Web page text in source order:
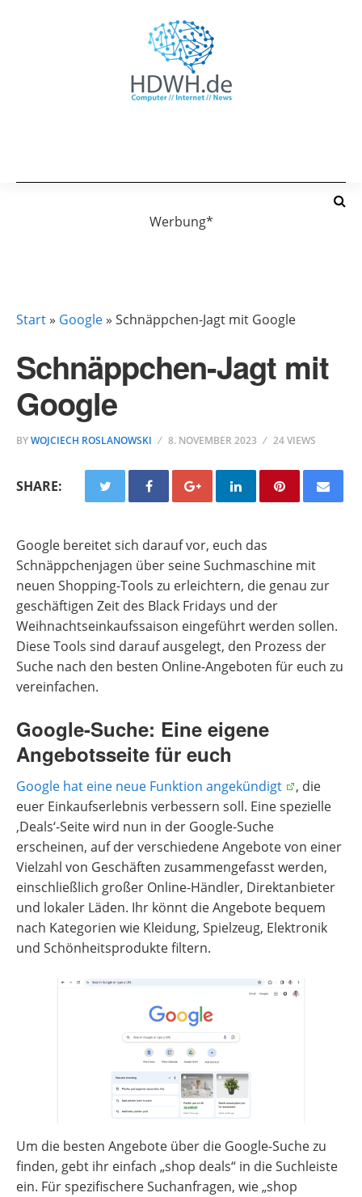
Werbung*
Start» Google» Schnäppchen-Jagt mit Google
Schnäppchen-Jagt mit
Google
BYWOJCIECH ROSLANOWSKI 8. NOVEMBER 2023 24 VIEWS
SHARE:
Google bereitet sich darauf vor, euch das
Schnäppchenjagen über seine Suchmaschine mit
neuen Shopping-Tools zu erleichtern, die genau zur
geschäftigen Zeit des Black Fridays und der
Weihnachtseinkaufssaison eingeführt werden sollen.
Diese Tools sind darauf ausgelegt, den Prozess der
Suche nach den besten Online-Angeboten für euch zu
vereinfachen.
Google-Suche: Eine eigene
Angebotsseite für euch
Google hat eine neue Funktion angekündigt
, die
euer Einkaufserlebnis verbessern soll. Eine spezielle
‚Deals‘-Seite wird nun in der Google-Suche
erscheinen, auf der verschiedene Angebote von einer
Vielzahl von Geschäften zusammengefasst werden,
einschließlich großer Online-Händler, Direktanbieter
und lokaler Läden. Ihr könnt die Angebote bequem
nach Kategorien wie Kleidung, Spielzeug, Elektronik
und Schönheitsprodukte filtern.
Um die besten Angebote über die Google-Suche zu
finden, gebt ihr einfach „shop deals“ in die Suchleiste
ein. Für spezifischere Suchanfragen, wie „shop